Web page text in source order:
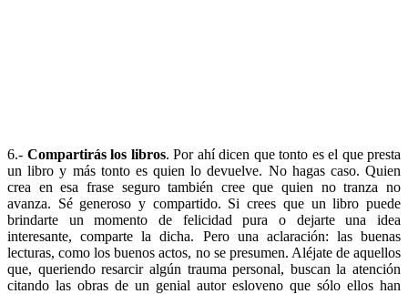
6.- Compartirás los libros. Por ahí dicen que tonto es el que presta
un libro y más tonto es quien lo devuelve. No hagas caso. Quien
crea en esa frase seguro también cree que quien no tranza no
avanza. Sé generoso y compartido. Si crees que un libro puede
brindarte un momento de felicidad pura o dejarte una idea
interesante, comparte la dicha. Pero una aclaración: las buenas
lecturas, como los buenos actos, no se presumen. Aléjate de aquellos
que, queriendo resarcir algún trauma personal, buscan la atención
citando las obras de un genial autor esloveno que sólo ellos han